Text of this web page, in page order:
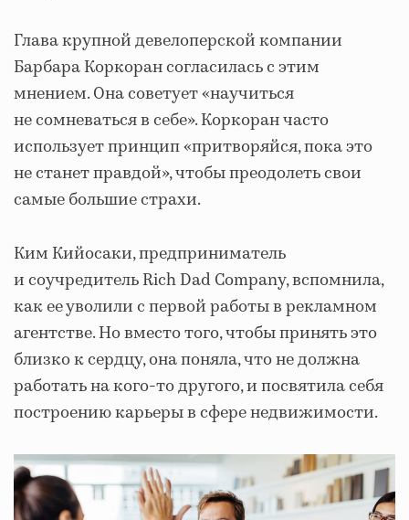
Глава крупной девелоперской компании
Барбара Коркоран согласилась с этим
мнением. Она советует «научиться
не сомневаться в себе». Коркоран часто
использует принцип «притворяйся, пока это
не станет правдой», чтобы преодолеть свои
самые большие страхи.
Ким Кийосаки, предприниматель
и соучредитель Rich Dad Company, вспомнила,
как ее уволили с первой работы в рекламном
агентстве. Но вместо того, чтобы принять это
близко к сердцу, она поняла, что не должна
работать на кого-то другого, и посвятила себя
построению карьеры в сфере недвижимости.